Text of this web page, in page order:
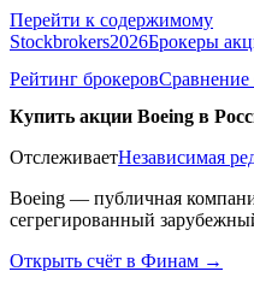
Перейти к содержимому
Stockbrokers2026Брокеры
Рейтинг брокеровСравнение
Купить акции Boeing в
ОтслеживаетНезависимая
Boeing — публичная
сегрегированный
Открыть счёт в Финам →